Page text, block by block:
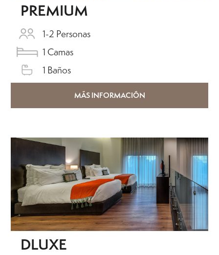
PREMIUM
1-2 Personas
1 Camas
1 Baños
MÁS INFORMACIÓN
DLUXE